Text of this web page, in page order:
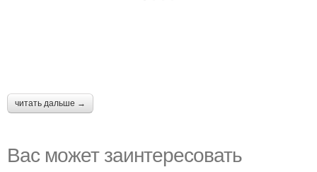
читать дальше →
Вас может заинтересовать